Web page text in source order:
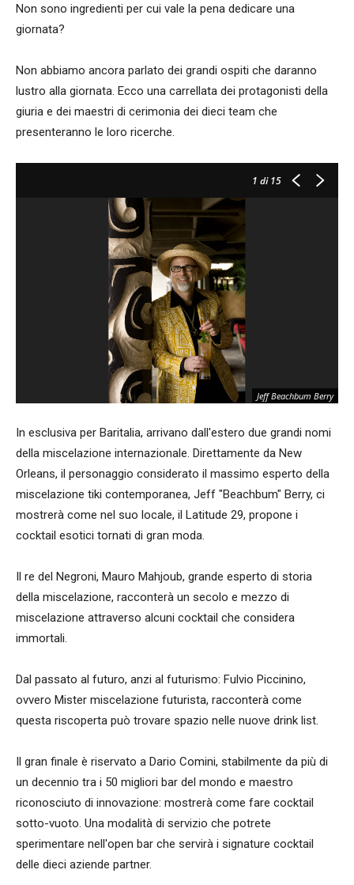
Non sono ingredienti per cui vale la pena dedicare una
giornata?
Non abbiamo ancora parlato dei grandi ospiti che daranno
lustro alla giornata. Ecco una carrellata dei protagonisti della
giuria e dei maestri di cerimonia dei dieci team che
presenteranno le loro ricerche.
1 di 15
Jeff Beachbum Berry
In esclusiva per Baritalia, arrivano dall'estero due grandi nomi
della miscelazione internazionale. Direttamente da New
Orleans, il personaggio considerato il massimo esperto della
miscelazione tiki contemporanea, Jeff "Beachbum" Berry, ci
mostrerà come nel suo locale, il Latitude 29, propone i
cocktail esotici tornati di gran moda.
Il re del Negroni, Mauro Mahjoub, grande esperto di storia
della miscelazione, racconterà un secolo e mezzo di
miscelazione attraverso alcuni cocktail che considera
immortali.
Dal passato al futuro, anzi al futurismo: Fulvio Piccinino,
ovvero Mister miscelazione futurista, racconterà come
questa riscoperta può trovare spazio nelle nuove drink list.
Il gran finale è riservato a Dario Comini, stabilmente da più di
un decennio tra i 50 migliori bar del mondo e maestro
riconosciuto di innovazione: mostrerà come fare cocktail
sotto-vuoto. Una modalità di servizio che potrete
sperimentare nell'open bar che servirà i signature cocktail
delle dieci aziende partner.